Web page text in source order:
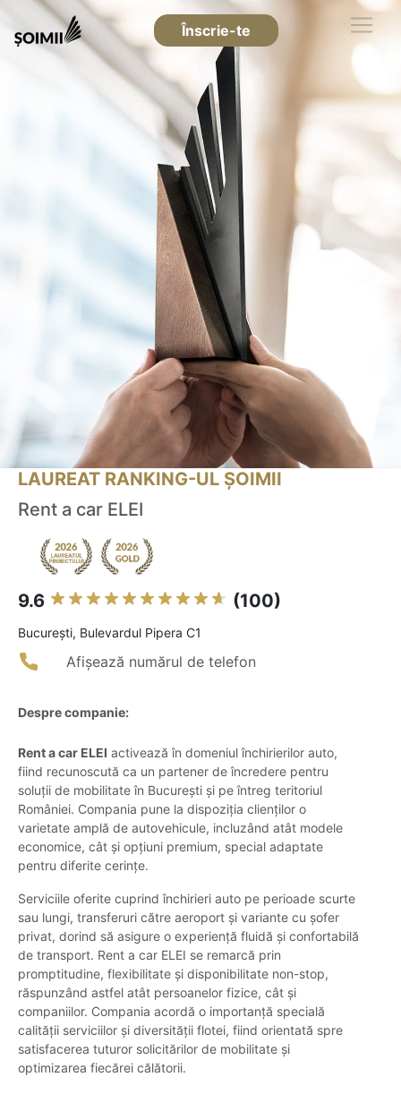
Înscrie-te
LAUREAT RANKING-UL ȘOIMII
Rent a car ELEI
9.6 (100)
Bucureşti, Bulevardul Pipera C1
Afișează numărul de telefon
Despre companie:
Rent a car ELEI activează în domeniul închirierilor auto,
fiind recunoscută ca un partener de încredere pentru
soluții de mobilitate în București și pe întreg teritoriul
României. Compania pune la dispoziția clienților o
varietate amplă de autovehicule, incluzând atât modele
economice, cât și opțiuni premium, special adaptate
pentru diferite cerințe.
Serviciile oferite cuprind închirieri auto pe perioade scurte
sau lungi, transferuri către aeroport și variante cu șofer
privat, dorind să asigure o experiență fluidă și confortabilă
de transport. Rent a car ELEI se remarcă prin
promptitudine, flexibilitate și disponibilitate non-stop,
răspunzând astfel atât persoanelor fizice, cât și
companiilor. Compania acordă o importanță specială
calității serviciilor și diversității flotei, fiind orientată spre
satisfacerea tuturor solicitărilor de mobilitate și
optimizarea fiecărei călătorii.